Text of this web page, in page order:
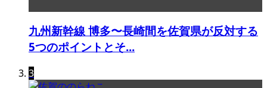
九州新幹線 博多〜長崎間を佐賀県が反対する
5つのポイントとそ...
3